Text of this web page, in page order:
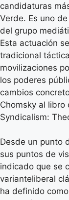
candidaturas
Verde. Es uno
del grupo
Esta actuación
tradicional
movilizaciones
los poderes
cambios
Chomsky al libro
Syndicalism:
Desde un punto
sus puntos de
indicado que se
varianteliberal
ha definido